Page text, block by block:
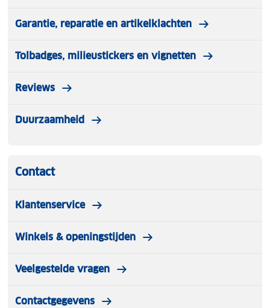
Garantie, reparatie en artikelklachten
Tolbadges, milieustickers en vignetten
Reviews
Duurzaamheid
Contact
Klantenservice
Winkels & openingstijden
Veelgestelde vragen
Contactgegevens